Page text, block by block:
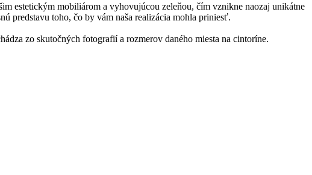
estetickým mobiliárom a vyhovujúcou zeleňou, čím vznikne naozaj unikátne
predstavu toho, čo by vám naša realizácia mohla priniesť.
zo skutočných fotografií a rozmerov daného miesta na cintoríne.